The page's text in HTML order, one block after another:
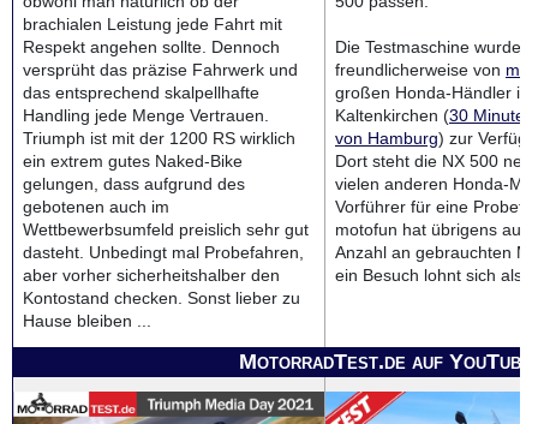
brachialen Leistung jede Fahrt mit
Respekt angehen sollte. Dennoch
versprüht das präzise Fahrwerk und
das entsprechend skalpellhafte
Handling jede Menge Vertrauen.
Triumph ist mit der 1200 RS wirklich
ein extrem gutes Naked-Bike
gelungen, dass aufgrund des
gebotenen auch im
Wettbewerbsumfeld preislich sehr gut
dasteht. Unbedingt mal Probefahren,
aber vorher sicherheitshalber den
Kontostand checken. Sonst lieber zu
Hause bleiben ...
Die Testmaschine wurde
freundlicherweise von
großen Honda-Händler in
Kaltenkirchen (30
von Hamburg) zur
Dort steht die NX 500
vielen anderen Honda-
Vorführer für eine
motofun hat übrigens
Anzahl an gebrauchten
ein Besuch lohnt sich also
MotorradTest.de auf YouTube